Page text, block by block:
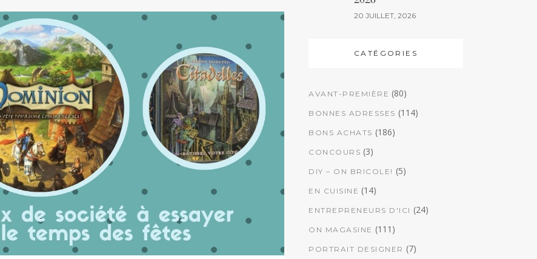
20 JUILLET, 2026
CATÉGORIES
AVANT-PREMIÈRE (80)
BONNES ADRESSES (114)
BONS ACHATS (186)
CONCOURS (3)
DIY – ON BRICOLE! (5)
EN CUISINE (14)
ENTREPRENEURS D'ICI (24)
ON MAGASINE (111)
PORTRAIT DESIGNER (7)